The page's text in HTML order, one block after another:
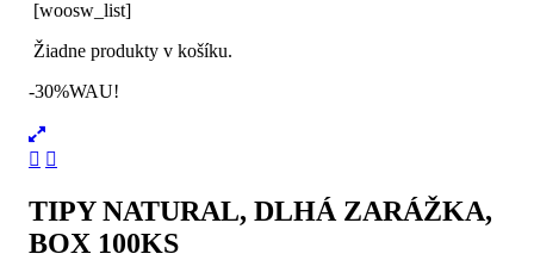
[woosw_list]
Žiadne produkty v košíku.
-30%WAU!
TIPY NATURAL, DLHÁ ZARÁŽKA,
BOX 100KS